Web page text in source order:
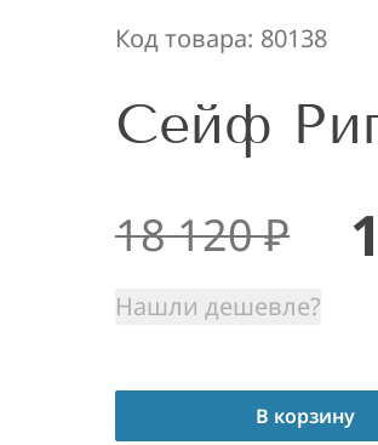
Код товара: 80138
Сейф
18 120₽
Нашли дешевле?
В корзину